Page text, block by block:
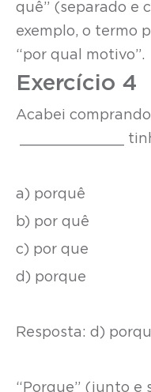
quê” (separado e
exemplo, o termo
“por qual motivo”.
Exercício 4
Acabei
____________
a) porquê
b) por quê
c) por que
d) porque
Resposta: d)
“Porque” (junto e